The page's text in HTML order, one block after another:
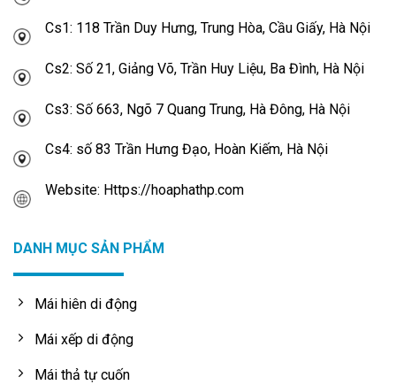
Cs1: 118 Trần Duy Hưng, Trung Hòa, Cầu Giấy, Hà Nội
Cs2: Số 21, Giảng Võ, Trần Huy Liệu, Ba Đình, Hà Nội
Cs3: Số 663, Ngõ 7 Quang Trung, Hà Đông, Hà Nội
Cs4: số 83 Trần Hưng Đạo, Hoàn Kiếm, Hà Nội
Website: Https://hoaphathp.com
DANH MỤC SẢN PHẨM
Mái hiên di động
Mái xếp di động
Mái thả tự cuốn